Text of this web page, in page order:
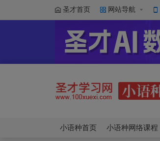
圣才首页 网站导航
小语种首页 小语种网络课程